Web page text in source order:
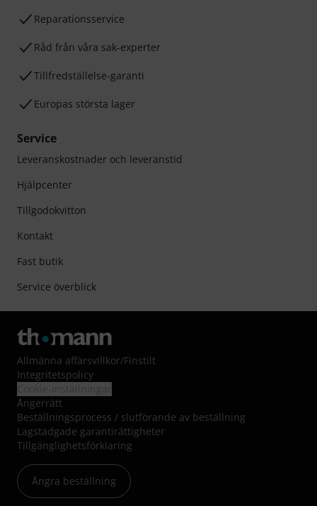
Reparationsservice
Råd från våra sak-experter
Tillfredställelse-garanti
Europas största lager
Service
Leveranskostnader och leveranstid
Hjälpcenter
Tillgodokvitton
Kontakt
Fast butik
Service överblick
Allmänna affärsvillkor/Finstilt
Integritetspolicy
Ångerrätt
Beställningsprocess / slutförande av beställning
Lagstadgade garantirättigheter
Tillgänglighetsförklaring
Ångra beställning